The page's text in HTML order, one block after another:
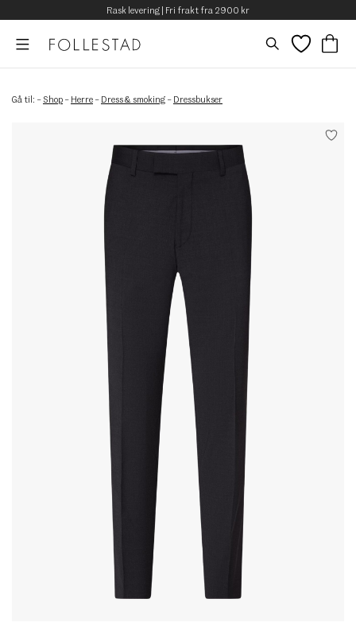
Rask levering | Fri frakt fra 2900 kr
Gå til: – Shop – Herre – Dress & smoking – Dressbukser